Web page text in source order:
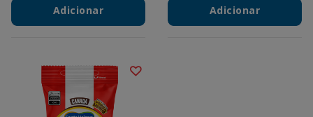
Adicionar Adicionar